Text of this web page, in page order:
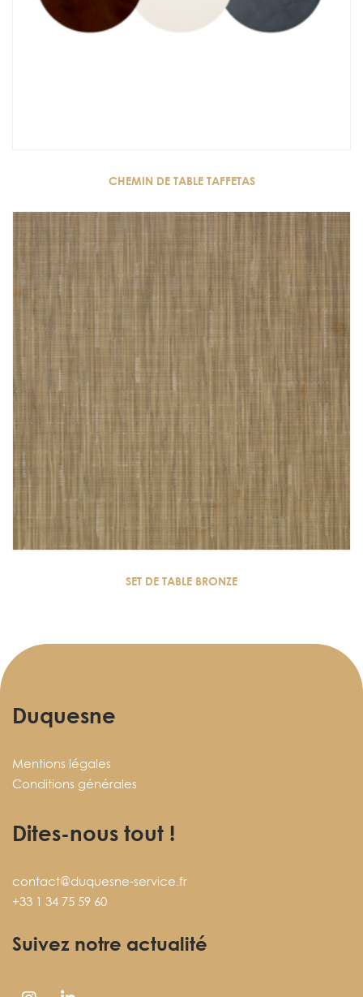
CHEMIN DE TABLE TAFFETAS
SET DE TABLE BRONZE
Duquesne
Mentions légales
Conditions générales
Dites-nous tout !
contact@duquesne-service.fr
+33 1 34 75 59 60
Suivez notre actualité